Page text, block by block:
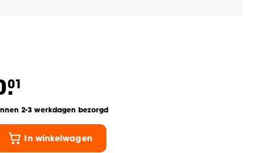
01
2-3 werkdagen bezorgd
In winkelwagen